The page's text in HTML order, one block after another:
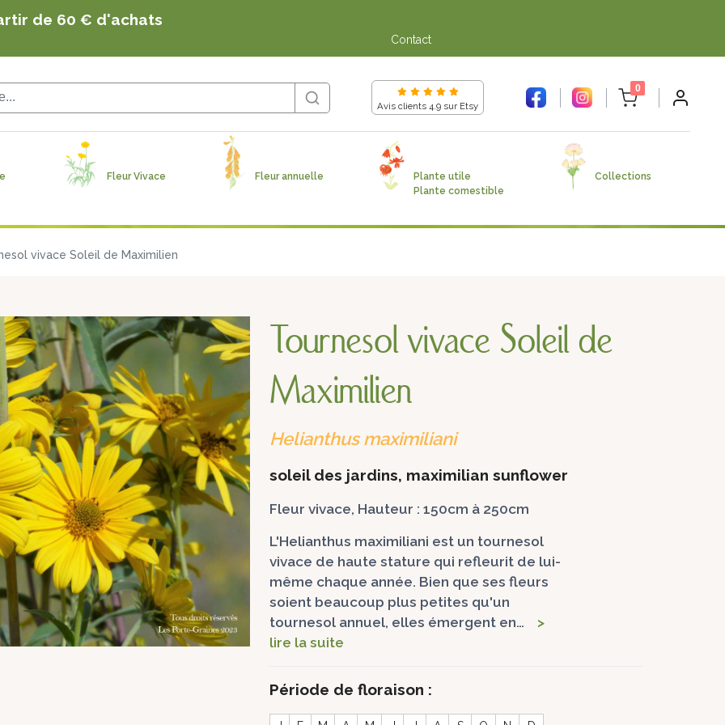
sauvages, utiles et originales produites en Sologne dans
Contact
Avis clients 4.9 sur Etsy
0
unread messages
Fleur Vivace Fleur annuelle
Plante utile
Plante comestible
Collections
vivace Soleil de Maximilien
Tournesol vivace Soleil de
Maximilien
Helianthus maximiliani
soleil des jardins, maximilian sunflower
Fleur vivace, Hauteur : 150cm à 250cm
L'Helianthus maximiliani est un tournesol
vivace de haute stature qui refleurit de lui-
même chaque année. Bien que ses fleurs
soient beaucoup plus petites qu'un
tournesol annuel, elles émergent en… >
lire la suite
Période de floraison :